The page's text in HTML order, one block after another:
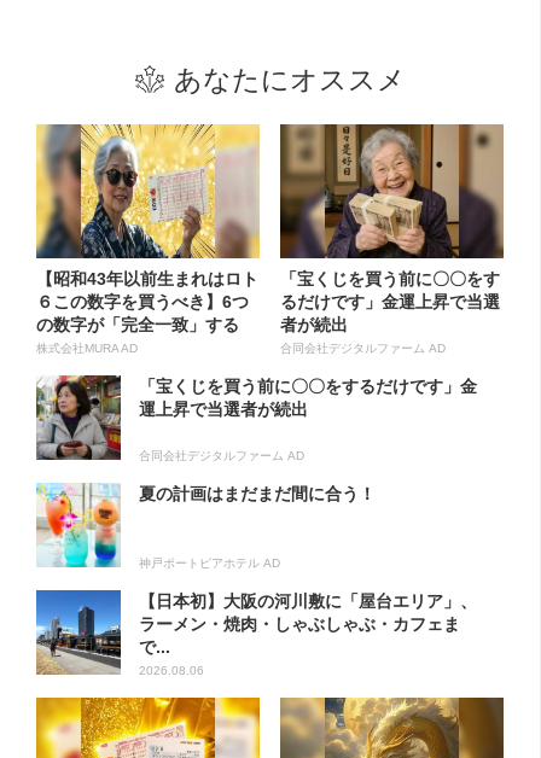
あなたにオススメ
【昭和43年以前生まれはロト
６この数字を買うべき】6つ
の数字が「完全一致」する
方...
株式会社MURA AD
「宝くじを買う前に〇〇をす
るだけです」金運上昇で当選
者が続出
合同会社デジタルファーム AD
「宝くじを買う前に〇〇をするだけです」金
運上昇で当選者が続出
合同会社デジタルファーム AD
夏の計画はまだまだ間に合う！
神戸ポートピアホテル AD
【日本初】大阪の河川敷に「屋台エリア」、
ラーメン・焼肉・しゃぶしゃぶ・カフェま
で...
2026.08.06